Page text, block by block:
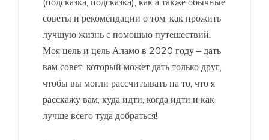
советы и рекомендации о том, как прожить
лучшую жизнь с помощью путешествий.
Моя цель и цель Аламо в 2020 году – дать
вам совет, который может дать только друг,
чтобы вы могли рассчитывать на то, что я
расскажу вам, куда идти, когда идти и как
лучше всего туда добраться!